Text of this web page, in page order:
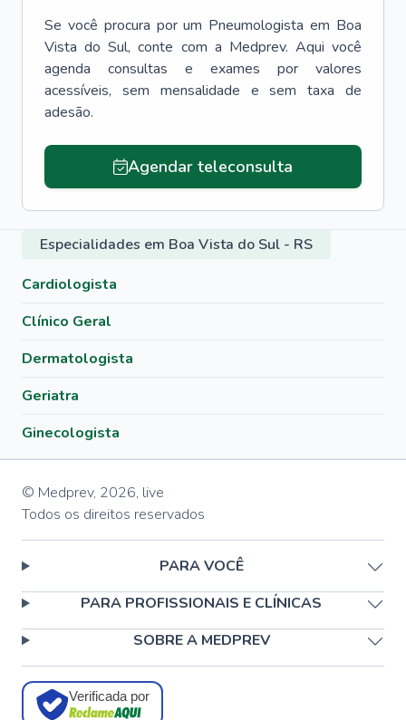
Se você procura por um Pneumologista em Boa
Vista do Sul, conte com a Medprev. Aqui você
agenda consultas e exames por valores
acessíveis, sem mensalidade e sem taxa de
adesão.
Agendar teleconsulta
Especialidades em Boa Vista do Sul - RS
Cardiologista
Clínico Geral
Dermatologista
Geriatra
Ginecologista
© Medprev, 2026, live
Todos os direitos reservados
PARA VOCÊ
PARA PROFISSIONAIS E CLÍNICAS
SOBRE A MEDPREV
Verificada por